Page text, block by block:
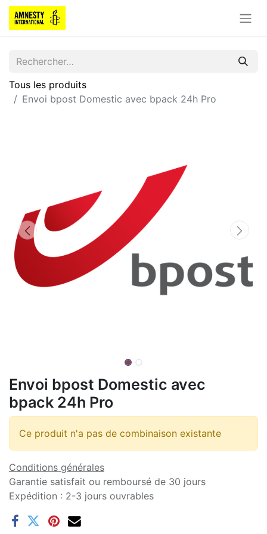
Tous les produits
Envoi bpost Domestic avec bpack 24h Pro
Envoi bpost Domestic avec
bpack 24h Pro
Ce produit n'a pas de combinaison existante
Conditions générales
Garantie satisfait ou remboursé de 30 jours
Expédition : 2-3 jours ouvrables